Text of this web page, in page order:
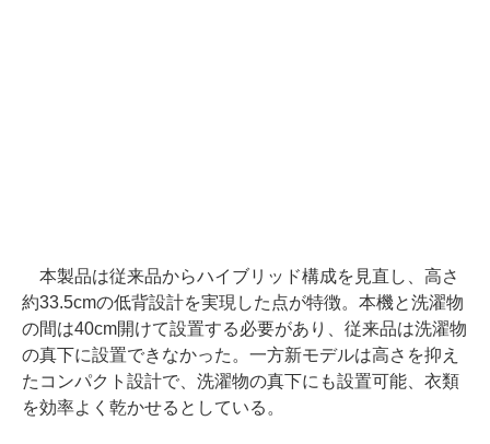
本製品は従来品からハイブリッド構成を⾒直し、高さ
約33.5cmの低背設計を実現した点が特徴。本機と洗濯物
の間は40cm開けて設置する必要があり、従来品は洗濯物
の真下に設置できなかった。一方新モデルは⾼さを抑え
たコンパクト設計で、洗濯物の真下にも設置可能、衣類
を効率よく乾かせるとしている。